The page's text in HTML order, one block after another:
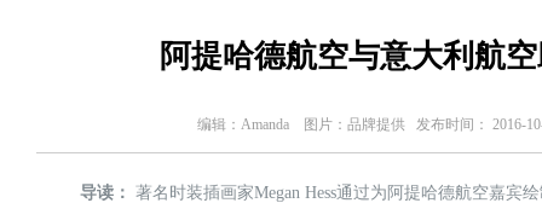
阿提哈德航空与意大利航
编辑： Amanda 图片：品牌提供 发布时间： 2016-
导读： 著名时装插画家Megan Hess通过为阿提哈德航空嘉宾